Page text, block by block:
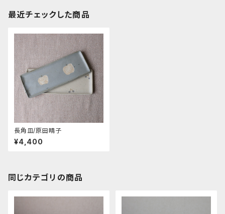
最近チェックした商品
長角皿/原田晴子
¥4,400
同じカテゴリの商品